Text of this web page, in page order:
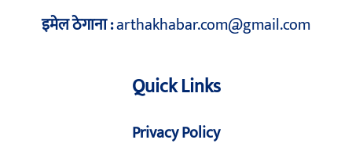
इमेल ठेगाना :arthakhabar.com@gmail.com
Quick Links
Privacy Policy